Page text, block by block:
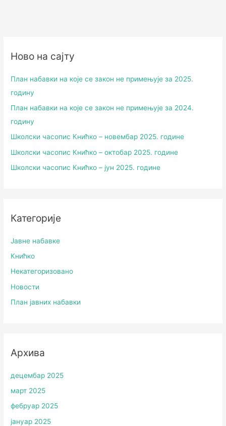
Ново на сајту
План набавки на које се закон не примењује за 2025.
годину
План набавки на које се закон не примењује за 2024.
годину
Школски часопис Книћко – новембар 2025. године
Школски часопис Книћко – октобар 2025. године
Школски часопис Книћко – јун 2025. године
Категорије
Јавне набавке
Книћко
Некатегоризовано
Новости
План јавних набавки
Архива
децембар 2025
март 2025
фебруар 2025
јануар 2025